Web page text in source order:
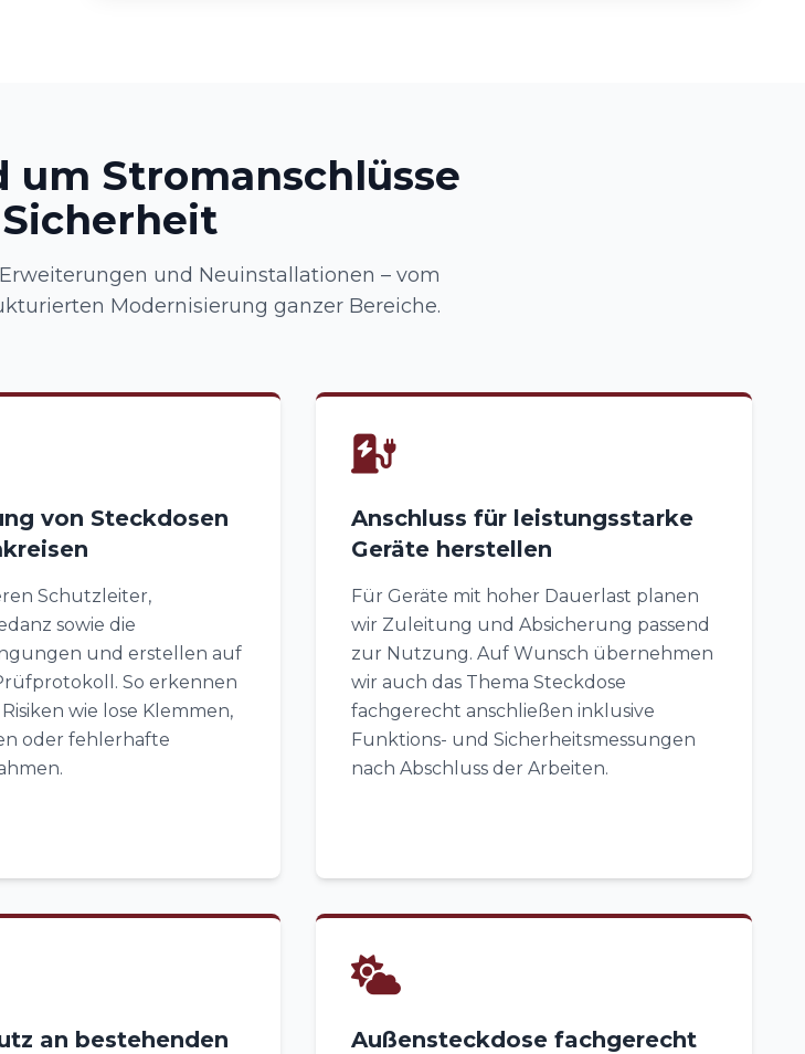
um Stromanschlüsse
und Neuinstallationen – vom
Modernisierung ganzer Bereiche.
von Steckdosen
Schutzleiter,
sowie die
und erstellen auf
So erkennen
wie lose Klemmen,
oder fehlerhafte
Anschluss für leistungsstarke
Geräte herstellen
Für Geräte mit hoher Dauerlast planen
wir Zuleitung und Absicherung passend
zur Nutzung. Auf Wunsch übernehmen
wir auch das Thema Steckdose
fachgerecht anschließen inklusive
Funktions- und Sicherheitsmessungen
nach Abschluss der Arbeiten.
an bestehenden
Außensteckdose fachgerecht